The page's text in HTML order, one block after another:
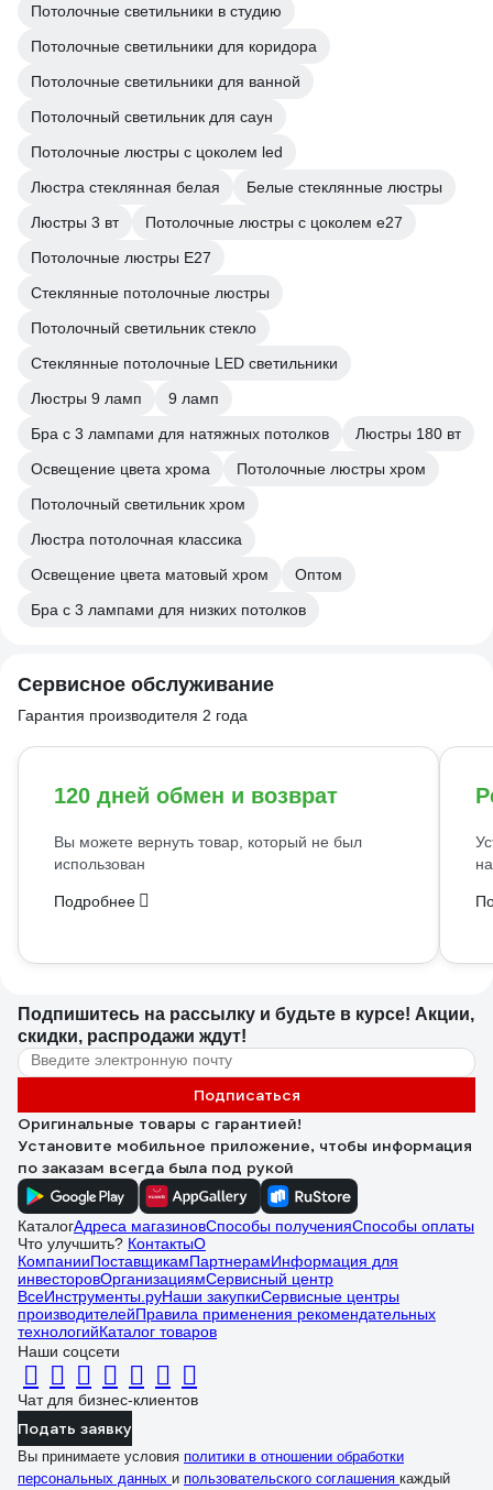
Потолочные светильники в студию
Потолочные светильники для коридора
Потолочные светильники для ванной
Потолочный светильник для саун
Потолочные люстры с цоколем led
Люстра стеклянная белая
Белые стеклянные люстры
Люстры 3 вт
Потолочные люстры с цоколем e27
Потолочные люстры E27
Стеклянные потолочные люстры
Потолочный светильник стекло
Стеклянные потолочные LED светильники
Люстры 9 ламп
9 ламп
Бра с 3 лампами для натяжных потолков
Люстры 180 вт
Освещение цвета хрома
Потолочные люстры хром
Потолочный светильник хром
Люстра потолочная классика
Освещение цвета матовый хром
Оптом
Бра с 3 лампами для низких потолков
Сервисное обслуживание
Гарантия производителя 2 года
120 дней обмен и возврат
Вы можете вернуть товар, который не был
использован
Подробнее
Подпишитесь на рассылку и будьте в курсе! Акции,
скидки, распродажи ждут!
Подписаться
Оригинальные товары с гарантией!
Установите мобильное приложение, чтобы информация
по заказам всегда была под рукой
КаталогАдреса магазиновСпособы полученияСпособы оплаты
Что улучшить? КонтактыО
КомпанииПоставщикамПартнерамИнформация для
инвесторовОрганизациямСервисный центр
ВсеИнструменты.руНаши закупкиСервисные центры
производителейПравила применения рекомендательных
технологийКаталог товаров
Наши соцсети
Чат для бизнес-клиентов
Подать заявку
Вы принимаете условия политики в отношении обработки
персональных данных и пользовательского соглашения каждый